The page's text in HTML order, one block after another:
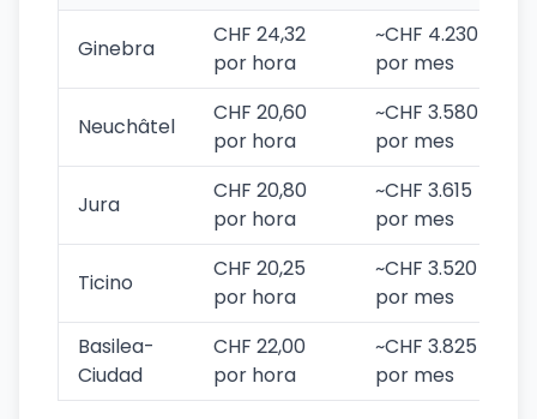
Ginebra
CHF 24,32
por hora
~CHF 4.230
por mes
Neuchâtel
CHF 20,60
por hora
~CHF 3.580
por mes
Jura
CHF 20,80
por hora
~CHF 3.615
por mes
Ticino
CHF 20,25
por hora
~CHF 3.520
por mes
Basilea-
Ciudad
CHF 22,00
por hora
~CHF 3.825
por mes